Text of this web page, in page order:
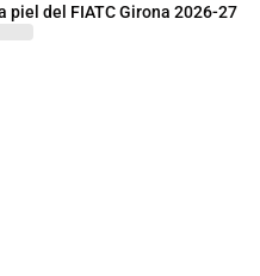
piel del FIATC Girona 2026-27